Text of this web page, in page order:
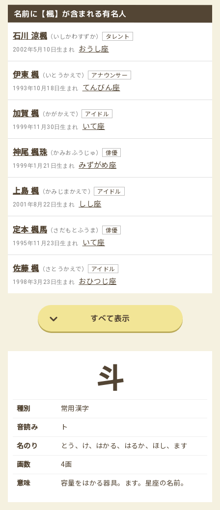
名前に【楓】が含まれる有名人
石川 涼楓 （いしかわすずか） タレント
2002年5月10日生まれ おうし座
伊東 楓 （いとうかえで） アナウンサー
1993年10月18日生まれ てんびん座
加賀 楓 （かがかえで） アイドル
1999年11月30日生まれ いて座
神尾 楓珠 （かみおふうじゅ） 俳優
1999年1月21日生まれ みずがめ座
上島 楓 （かみじまかえで） アイドル
2001年8月22日生まれ しし座
定本 楓馬 （さだもとふうま） 俳優
1995年11月23日生まれ いて座
佐藤 楓 （さとうかえで） アイドル
1998年3月23日生まれ おひつじ座
すべて表示
斗
種別
常用漢字
音読み
ト
名のり
とう、け、はかる、はるか、ほし、ます
画数
4画
意味
容量をはかる器具。ます。星座の名前。